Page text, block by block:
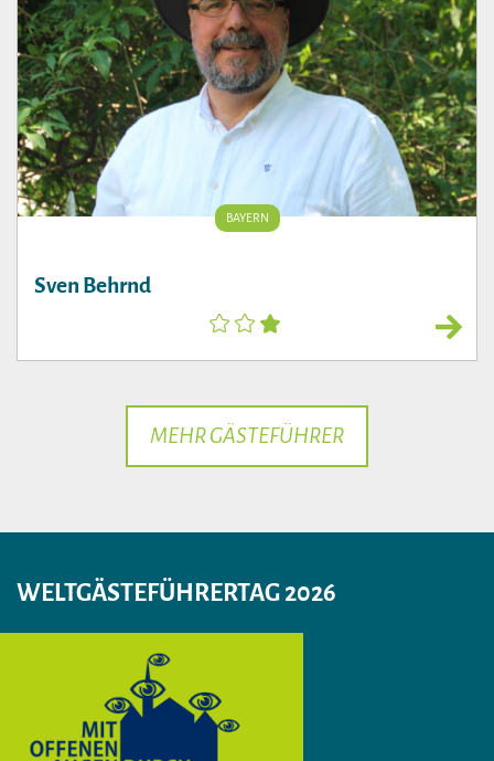
BAYERN
Sven Behrnd
MEHR GÄSTEFÜHRER
WELTGÄSTEFÜHRERTAG 2026